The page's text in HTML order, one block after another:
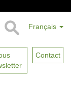
Français
Contact